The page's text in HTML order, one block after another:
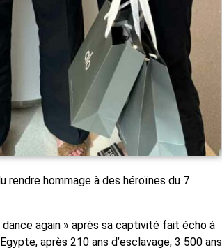
rendre hommage à des héroïnes du 7
dance again » après sa captivité fait écho à
après 210 ans d’esclavage, 3 500 ans